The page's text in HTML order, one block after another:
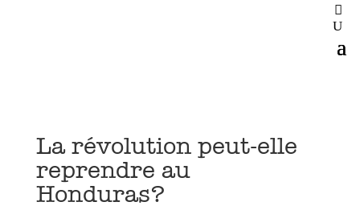
La révolution peut-elle
reprendre au
Honduras?